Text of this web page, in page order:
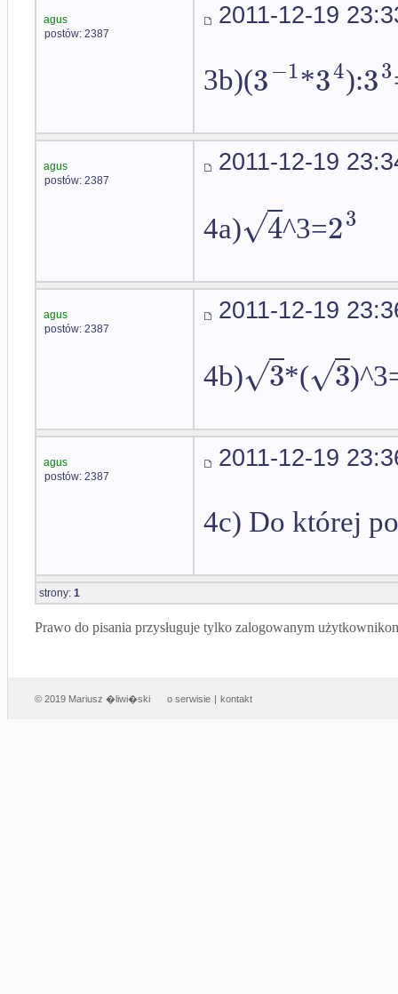
agus
postów: 2387
2011-12-19
3b)(3−1*34):33
agus
postów: 2387
2011-12-19
4a) 4
√ ^3=23
agus
postów: 2387
2011-12-19
4b) 3
√ *( 3
√
agus
postów: 2387
2011-12-19
4c) Do której
strony: 1
Prawo do pisania przysługuje tylko zalogowanym
© 2019 Mariusz �liwi�ski o serwisie | kontakt